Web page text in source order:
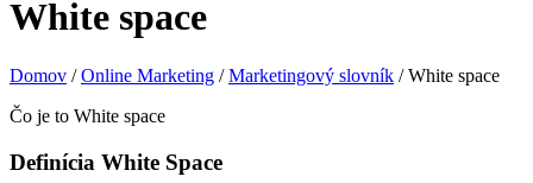
White space
Domov /Online Marketing /Marketingový slovník /White space
Čo je to White space
Definícia White Space